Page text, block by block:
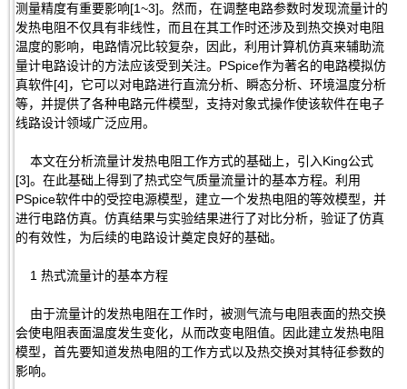
测量精度有重要影响[1~3]。然而，在调整电路参数时发现流量计的
发热电阻不仅具有非线性，而且在其工作时还涉及到热交换对电阻
温度的影响，电路情况比较复杂，因此，利用计算机仿真来辅助流
量计电路设计的方法应该受到关注。PSpice作为著名的电路模拟仿
真软件[4]，它可以对电路进行直流分析、瞬态分析、环境温度分析
等，并提供了各种电路元件模型，支持对象式操作使该软件在电子
线路设计领域广泛应用。
本文在分析流量计发热电阻工作方式的基础上，引入King公式
[3]。在此基础上得到了热式空气质量流量计的基本方程。利用
PSpice软件中的受控电源模型，建立一个发热电阻的等效模型，并
进行电路仿真。仿真结果与实验结果进行了对比分析，验证了仿真
的有效性，为后续的电路设计奠定良好的基础。
1 热式流量计的基本方程
由于流量计的发热电阻在工作时，被测气流与电阻表面的热交换
会使电阻表面温度发生变化，从而改变电阻值。因此建立发热电阻
模型，首先要知道发热电阻的工作方式以及热交换对其特征参数的
影响。